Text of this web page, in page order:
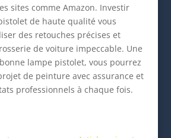
sites comme Amazon. Investir
de haute qualité vous
des retouches précises et
de voiture impeccable. Une
lampe pistolet, vous pourrez
de peinture avec assurance et
professionnels à chaque fois.